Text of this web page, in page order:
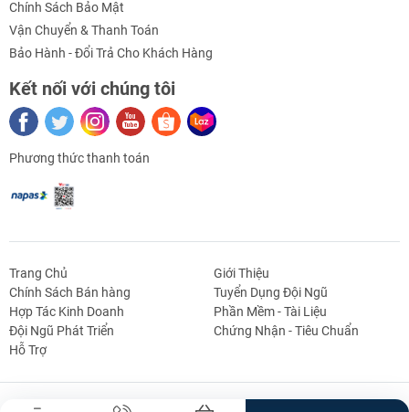
Định
Tải
Linh Kiện Siết -
Nối
Dao Cụ Cắt Gọt
Dụng Cụ Cầm
Tay
Máy Công Cụ
Thông số kỹ thuậtCo Nối Ren Khí Nén Chữ L :
ta có những kích cỡ như sau:
– Loại : PL - cút chữ L
– Hãng:
– Chất liệu: Nhựa cứng & đồng
– Áp suất : 1kg - 15kg
– Xuất xứ: Trung Quốc
Chính Sách Bảo Mật
Vận Chuyển & Thanh Toán
Bảo Hành - Đổi Trả Cho Khách Hàng
Kết nối với chúng tôi
Phương thức thanh toán
Trang Chủ
Giới Thiệu
Chính Sách Bán hàng
Tuyển Dụng Đội Ngũ
Hợp Tác Kinh Doanh
Phần Mềm - Tài Liệu
Đội Ngũ Phát Triển
Chứng Nhận - Tiêu Chuẩn
Hỗ Trợ
Bản Quyền Thuộc Về Truong An Mechatronics.